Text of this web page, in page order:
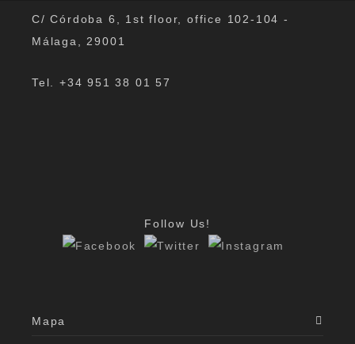
C/ Córdoba 6, 1st floor, office 102-104 -
Málaga, 29001
Tel. +34 951 38 01 57
Follow Us!
Mapa